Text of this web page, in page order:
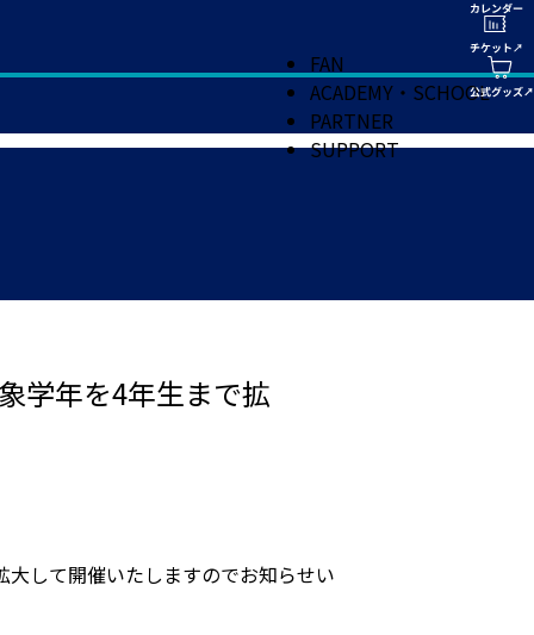
FAN
ACADEMY・SCHOOL
PARTNER
SUPPORT
学年を4年生まで拡
して開催いたしますのでお知らせい